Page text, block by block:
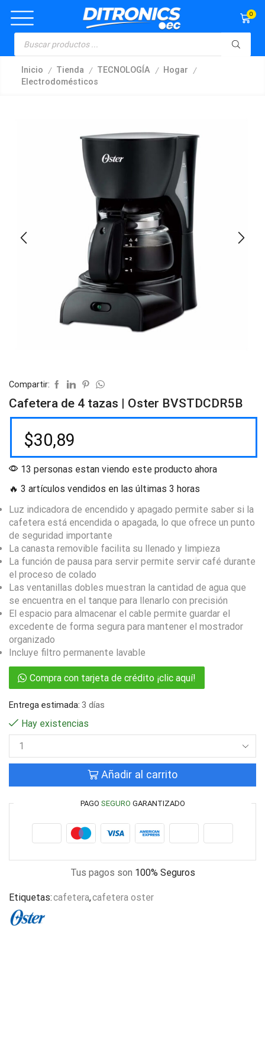
0
Inicio / Tienda / TECNOLOGÍA / Hogar /
Electrodomésticos
Compartir:
Cafetera de 4 tazas | Oster BVSTDCDR5B
$30,89
13 personas estan viendo este producto ahora
🔥 3 artículos vendidos en las últimas 3 horas
Luz indicadora de encendido y apagado permite saber si la
cafetera está encendida o apagada, lo que ofrece un punto
de seguridad importante
La canasta removible facilita su llenado y limpieza
La función de pausa para servir permite servir café durante
el proceso de colado
Las ventanillas dobles muestran la cantidad de agua que
se encuentra en el tanque para llenarlo con precisión
El espacio para almacenar el cable permite guardar el
excedente de forma segura para mantener el mostrador
organizado
Incluye filtro permanente lavable
Compra con tarjeta de crédito ¡clic aquí!
Entrega estimada: 3 días
Hay existencias
Añadir al carrito
PAGO SEGURO GARANTIZADO
Tus pagos son 100% Seguros
Etiquetas:cafetera,cafetera oster